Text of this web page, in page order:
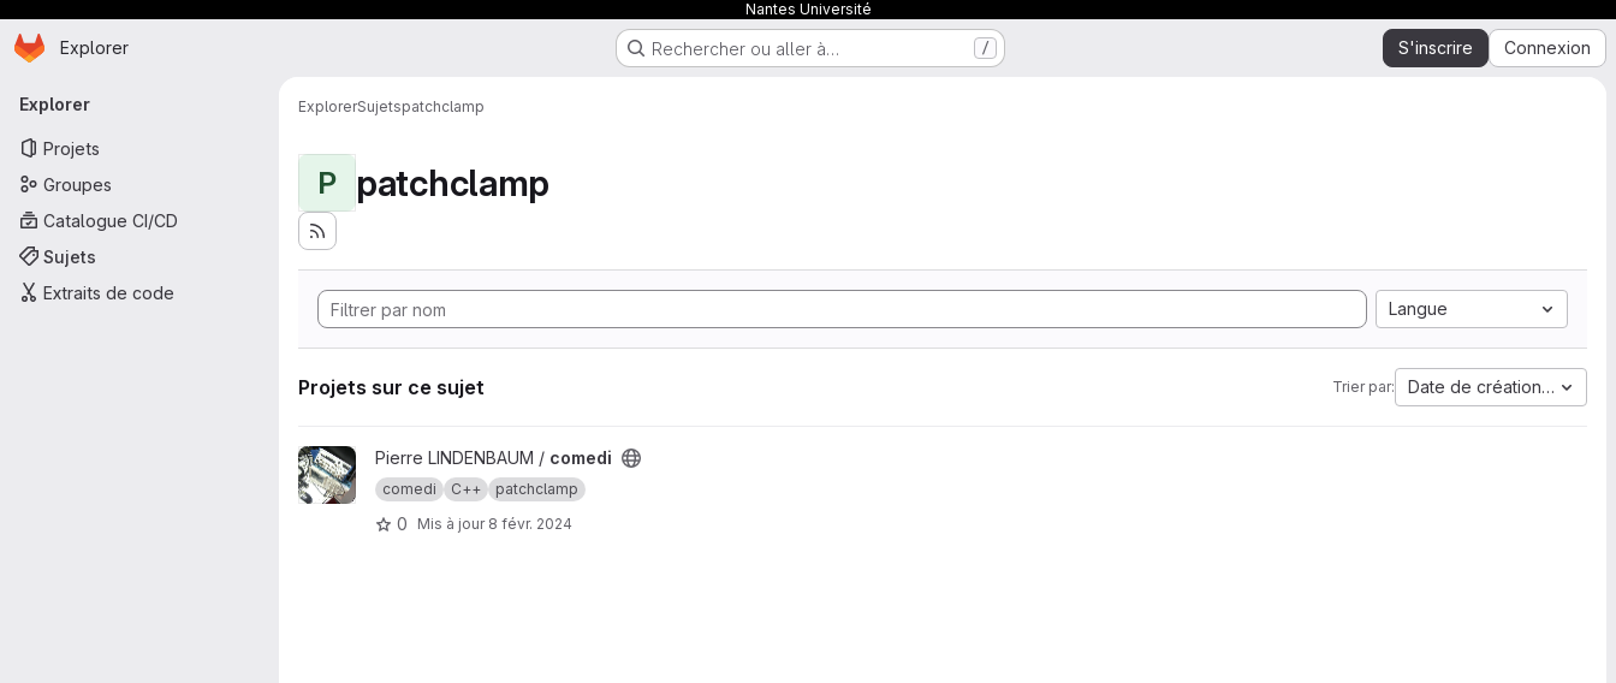
Nantes Université
Passer au contenu principal
Page d'accueil
Explorer Rechercher ou aller à… / S'inscrire Connexion
Navigation principale
Explorer
Projets
Groupes
Catalogue CI/CD
Sujets
Extraits de code
ExplorerSujetspatchclamp
P patchclamp
Langue
Projets sur ce sujet Trier par: Date de création la plus
Afficher le projet comedi
Pierre LINDENBAUM / comedi
comedi C++ patchclamp
0 Mis à jour 8 févr. 2024